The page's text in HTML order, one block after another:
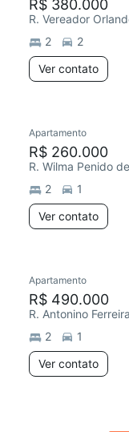
R$ 380.000
2
2
Ver contato
Apartamento
R$ 260.000
R. Wilma Penido
2
1
Ver contato
Apartamento
R$ 490.000
R. Antonino
2
1
Ver contato